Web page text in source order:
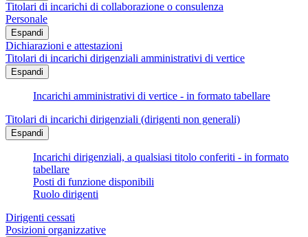
Titolari di incarichi di collaborazione o consulenza
Personale
Espandi
Dichiarazioni e attestazioni
Titolari di incarichi dirigenziali amministrativi di vertice
Espandi
Incarichi amministrativi di vertice - in formato tabellare
Titolari di incarichi dirigenziali (dirigenti non generali)
Espandi
Incarichi dirigenziali, a qualsiasi titolo conferiti - in formato
tabellare
Posti di funzione disponibili
Ruolo dirigenti
Dirigenti cessati
Posizioni organizzative